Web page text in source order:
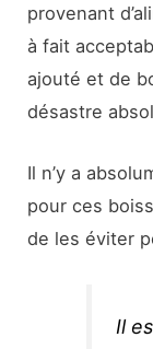
provenant
à fait
ajouté et de
désastre
Il n’y a
pour ces
de les éviter
Il